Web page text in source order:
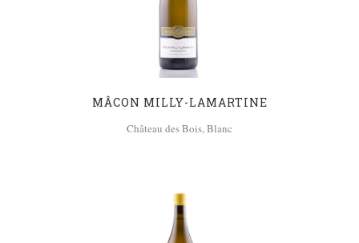
MÂCON MILLY-LAMARTINE
Château des Bois, Blanc